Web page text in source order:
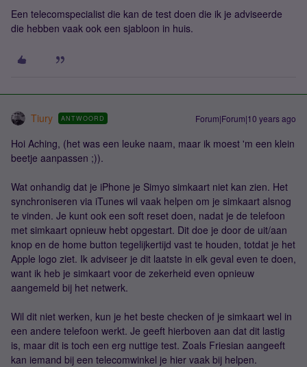
Een telecomspecialist die kan de test doen die ik je adviseerde
die hebben vaak ook een sjabloon in huis.
Tiury ANTWOORD Forum|Forum|10 years ago
Hoi Aching, (het was een leuke naam, maar ik moest 'm een klein
beetje aanpassen ;)).
Wat onhandig dat je iPhone je Simyo simkaart niet kan zien. Het
synchroniseren via iTunes wil vaak helpen om je simkaart alsnog
te vinden. Je kunt ook een soft reset doen, nadat je de telefoon
met simkaart opnieuw hebt opgestart. Dit doe je door de uit/aan
knop en de home button tegelijkertijd vast te houden, totdat je het
Apple logo ziet. Ik adviseer je dit laatste in elk geval even te doen,
want ik heb je simkaart voor de zekerheid even opnieuw
aangemeld bij het netwerk.
Wil dit niet werken, kun je het beste checken of je simkaart wel in
een andere telefoon werkt. Je geeft hierboven aan dat dit lastig
is, maar dit is toch een erg nuttige test. Zoals Friesian aangeeft
kan iemand bij een telecomwinkel je hier vaak bij helpen.